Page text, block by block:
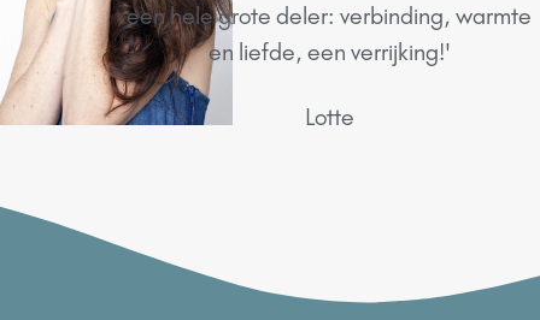
een hele grote deler: verbinding, warmte
en liefde, een verrijking!'
Lotte